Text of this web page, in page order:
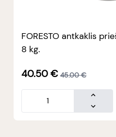
FORESTO antkaklis
8 kg.
40.50€ 45.00 €